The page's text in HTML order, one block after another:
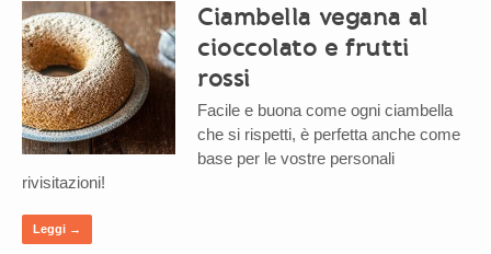
Ciambella vegana al
cioccolato e frutti
rossi
Facile e buona come ogni ciambella
che si rispetti, è perfetta anche come
base per le vostre personali
rivisitazioni!
Leggi →